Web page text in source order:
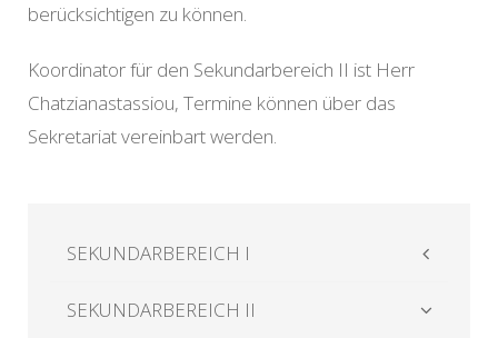
berücksichtigen zu können.
Koordinator für den Sekundarbereich II ist Herr
Chatzianastassiou, Termine können über das
Sekretariat vereinbart werden.
SEKUNDARBEREICH I
SEKUNDARBEREICH II